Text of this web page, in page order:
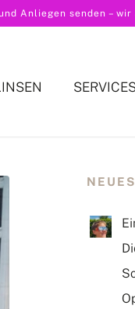
Anliegen senden –